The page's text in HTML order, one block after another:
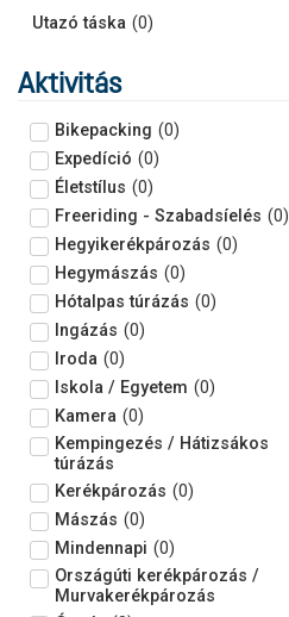
Utazó táska (0)
Aktivitás
Bikepacking (0)
Expedíció (0)
Életstílus (0)
Freeriding - Szabadsíelés (0)
Hegyikerékpározás (0)
Hegymászás (0)
Hótalpas túrázás (0)
Ingázás (0)
Iroda (0)
Iskola / Egyetem (0)
Kamera (0)
Kempingezés / Hátizsákos
túrázás
Kerékpározás (0)
Mászás (0)
Mindennapi (0)
Országúti kerékpározás /
Murvakerékpározás